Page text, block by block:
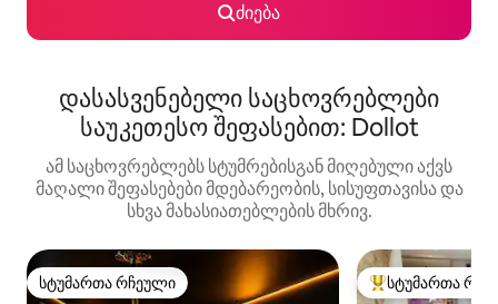
ძიება
დასასვენებელი საცხოვრებლები
საუკეთესო შეფასებით: Dollot
ამ საცხოვრებლებს სტუმრებისგან მიღებული აქვს
მაღალი შეფასებები მდებარეობის, სისუფთავისა და
სხვა მახასიათებლების მხრივ.
სტუმართა რჩეული
სტუმართა რჩეული სტუმართა
სტუმართა